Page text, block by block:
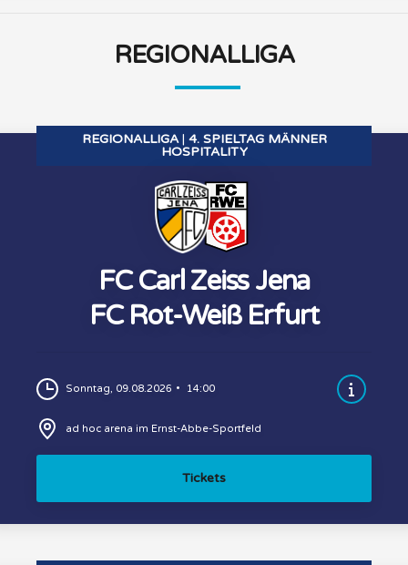
REGIONALLIGA
REGIONALLIGA
4. SPIELTAG MÄNNER
HOSPITALITY
FC Carl Zeiss Jena
FC Rot-Weiß Erfurt
Sonntag, 09.08.2026 14:00
ad hoc arena im Ernst-Abbe-Sportfeld
Tickets